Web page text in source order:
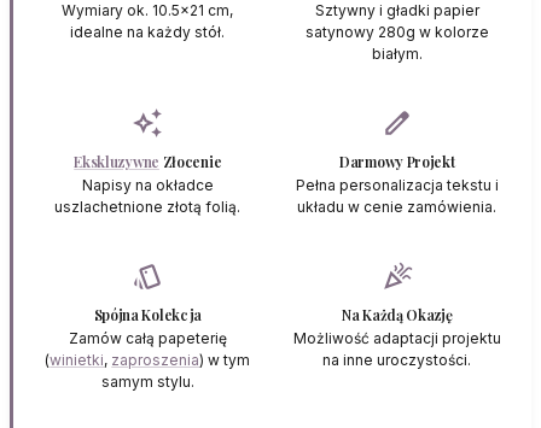
Wymiary ok. 10.5x21 cm,
idealne na każdy stół.
Sztywny i gładki papier
satynowy 280g w kolorze
białym.
auto_awesome
Ekskluzywne Złocenie
Napisy na okładce
uszlachetnione złotą folią.
edit
Darmowy Projekt
Pełna personalizacja tekstu i
układu w cenie zamówienia.
style
Spójna Kolekcja
Zamów całą papeterię
(winietki, zaproszenia) w tym
samym stylu.
celebration
Na Każdą Okazję
Możliwość adaptacji projektu
na inne uroczystości.